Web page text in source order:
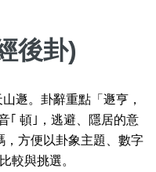
八
後卦)
遯。卦辭重點「遯亨，
｢ 頓｣，逃避、隱居的意
，方便以卦象主題、數字
較與挑選。